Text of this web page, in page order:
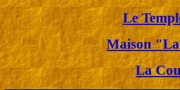
Le
Maison
La